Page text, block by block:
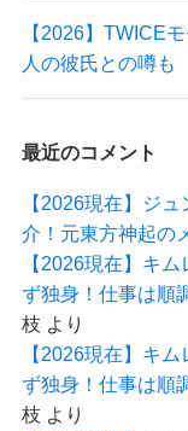
【2026】TWICE
人の彼氏との噂も
最近のコメント
【2026現在】ジ
介！元東方神起の
【2026現在】キ
ず独身！仕事は順
枝 より
【2026現在】キ
ず独身！仕事は順
枝 より